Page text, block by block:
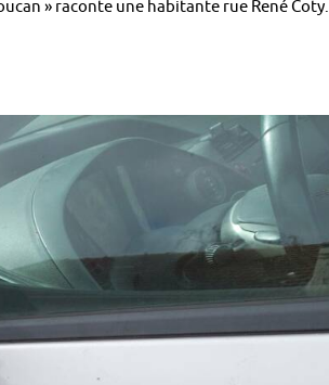
» raconte une habitante rue René Coty.